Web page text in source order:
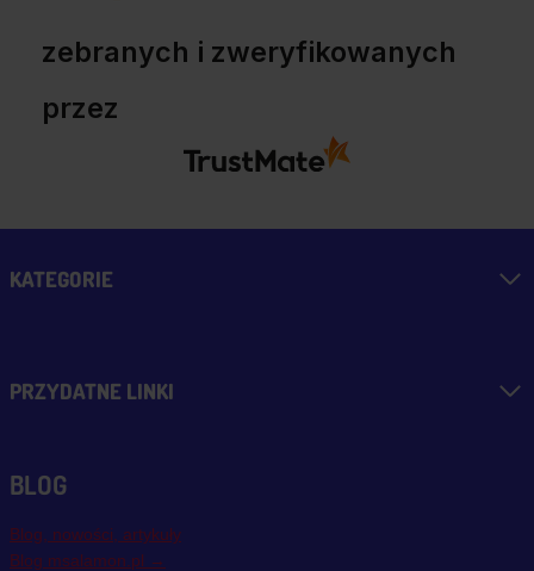
zebranych i zweryfikowanych
przez
KATEGORIE
PRZYDATNE LINKI
BLOG
Blog, nowości, artykuły
Blog msalamon.pl →